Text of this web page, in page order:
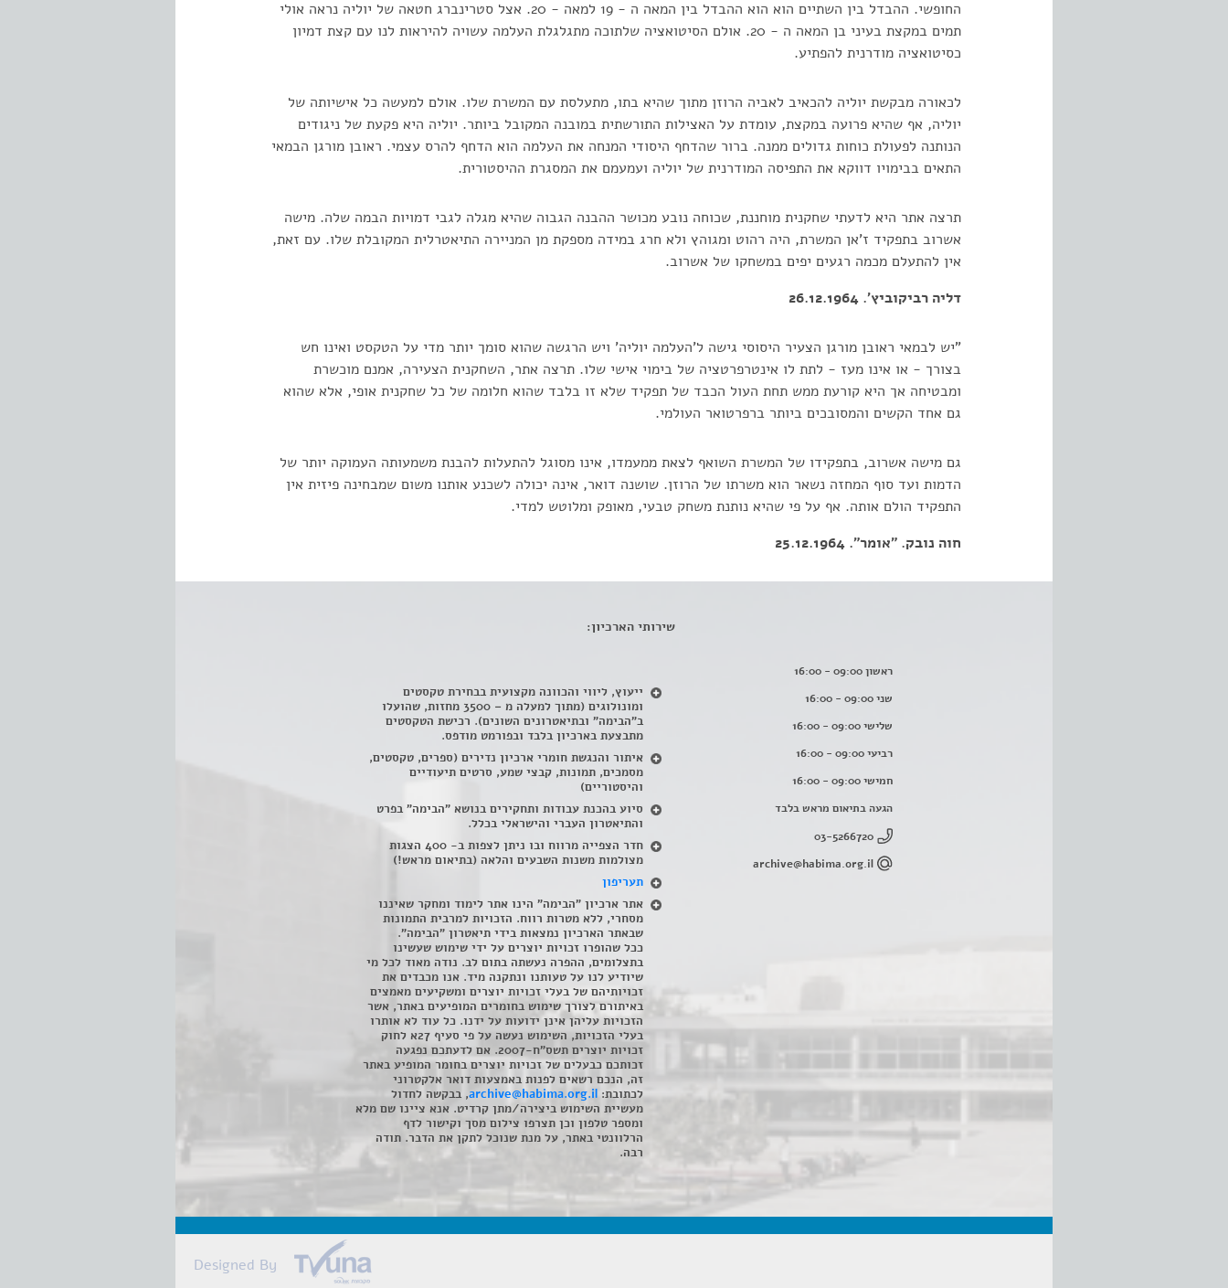
החופשי. ההבדל בין השתיים הוא הוא ההבדל בין המאה ה - 19 למאה - 20. אצל סטרינברג חטאה של יוליה נראה אולי
תמים במקצת בעיני בן המאה ה - 20. אולם הסיטואציה שלתוכה מתגלגלת העלמה עשויה להיראות לנו עם קצת דמיון
כסיטואציה מודרנית להפתיע.
לכאורה מבקשת יוליה להכאיב לאביה הרוזן מתוך שהיא בתו, מתעלסת עם המשרת שלו. אולם למעשה כל אישיותה של
יוליה, אף שהיא פרועה במקצת, עומדת על האצילות התורשתית במובנה המקובל ביותר. יוליה היא פקעת של ניגודים
הנותנה לפעולת כוחות גדולים ממנה. ברור שהדחף היסודי המנחה את העלמה הוא הדחף להרס עצמי. ראובן מורגן הבמאי
התאים בבימויו דווקא את התפיסה המודרנית של יוליה ועמעמם את המסגרת ההיסטורית.
תרצה אתר היא לדעתי שחקנית מוחננת, שכוחה נובע מכושר ההבנה הגבוה שהיא מגלה לגבי דמויות הבמה שלה. מישה
אשרוב בתפקיד ז'אן המשרת, היה רהוט ומגוהץ ולא חרג במידה מספקת מן המניירה התיאטרלית המקובלת שלו. עם זאת,
אין להתעלם מכמה רגעים יפים במשחקו של אשרוב.
דליה רביקוביץ'. 26.12.1964
"יש לבמאי ראובן מורגן הצעיר היסוסי גישה ל'העלמה יוליה' ויש הרגשה שהוא סומך יותר מדי על הטקסט ואינו חש
בצורך - או אינו מעז - לתת לו אינטרפרטציה של בימוי אישי שלו. תרצה אתר, השחקנית הצעירה, אמנם מוכשרת
ומבטיחה אך היא קורעת ממש תחת העול הכבד של תפקיד שלא זו בלבד שהוא חלומה של כל שחקנית אופי, אלא שהוא
גם אחד הקשים והמסובכים ביותר ברפרטואר העולמי.
גם מישה אשרוב, בתפקידו של המשרת השואף לצאת ממעמדו, אינו מסוגל להתעלות להבנת משמעותה העמוקה יותר של
הדמות ועד סוף המחזה נשאר הוא משרתו של הרוזן. שושנה דואר, אינה יכולה לשכנע אותנו משום שמבחינה פיזית אין
התפקיד הולם אותה. אף על פי שהיא נותנת משחק טבעי, מאופק ומלוטש למדי.
חוה נובק. "אומר". 25.12.1964
ראשון 09:00 - 16:00
שני 09:00 - 16:00
שלישי 09:00 - 16:00
רביעי 09:00 - 16:00
חמישי 09:00 - 16:00
הגעה בתיאום מראש בלבד
03-5266720
archive@habima.org.il
שירותי הארכיון:
ייעוץ, ליווי והכוונה מקצועית בבחירת טקסטים
ומונולוגים (מתוך למעלה מ – 3500 מחזות, שהועלו
ב"הבימה" ובתיאטרונים השונים). רכישת הטקסטים
מתבצעת בארכיון בלבד ובפורמט מודפס.
איתור והנגשת חומרי ארכיון נדירים (ספרים, טקסטים,
מסמכים, תמונות, קבצי שמע, סרטים תיעודיים
והיסטוריים)
סיוע בהכנת עבודות ותחקירים בנושא "הבימה" בפרט
והתיאטרון העברי והישראלי בכלל.
חדר הצפייה מרווח ובו ניתן לצפות ב- 400 הצגות
מצולמות משנות השבעים והלאה (בתיאום מראש!)
תעריפון
אתר ארכיון "הבימה" הינו אתר לימוד ומחקר שאיננו
מסחרי, ללא מטרות רווח. הזכויות למרבית התמונות
שבאתר הארכיון נמצאות בידי תיאטרון "הבימה".
ככל שהופרו זכויות יוצרים על ידי שימוש שעשינו
בתצלומים, ההפרה נעשתה בתום לב. נודה מאוד לכל מי
שיודיע לנו על טעותנו ונתקנה מיד. אנו מכבדים את
זכויותיהם של בעלי זכויות יוצרים ומשקיעים מאמצים
באיתורם לצורך שימוש בחומרים המופיעים באתר, אשר
הזכויות עליהן אינן ידועות על ידנו. כל עוד לא אותרו
בעלי הזכויות, השימוש נעשה על פי סעיף 27א לחוק
זכויות יוצרים תשס"ח-2007. אם לדעתכם נפגעה
זכותכם כבעלים של זכויות יוצרים בחומר המופיע באתר
זה, הנכם רשאים לפנות באמצעות דואר אלקטרוני
לכתובת: archive@habima.org.il, בבקשה לחדול
מעשיית השימוש ביצירה/מתן קרדיט. אנא ציינו שם מלא
ומספר טלפון וכן תצרפו צילום מסך וקישור לדף
הרלוונטי באתר, על מנת שנוכל לתקן את הדבר. תודה
רבה.
Designed By